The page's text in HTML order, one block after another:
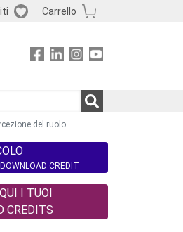
Carrello
del ruolo
CREDIT
I TUOI
CREDITS